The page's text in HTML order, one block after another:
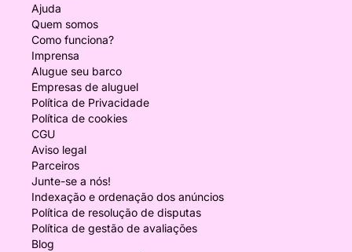
Ajuda
Quem somos
Como funciona?
Imprensa
Alugue seu barco
Empresas de aluguel
Política de Privacidade
Política de cookies
CGU
Aviso legal
Parceiros
Junte-se a nós!
Indexação e ordenação dos anúncios
Política de resolução de disputas
Política de gestão de avaliações
Blog